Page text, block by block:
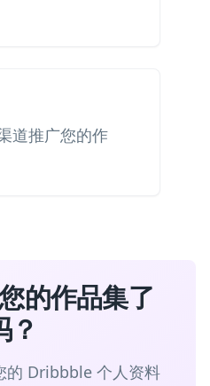
道推广您的作
的作品集了
？
的 Dribbble 个人资料